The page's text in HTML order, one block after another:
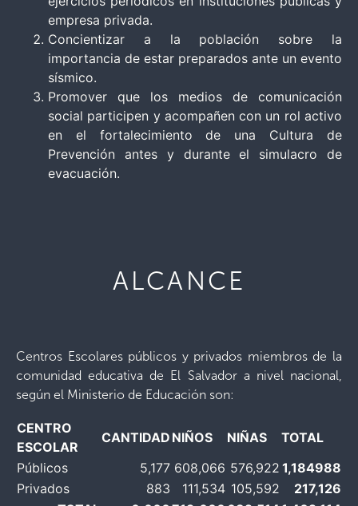
empresa privada.
Concientizar a la población sobre la
importancia de estar preparados ante un evento
sísmico.
Promover que los medios de comunicación
social participen y acompañen con un rol activo
en el fortalecimiento de una Cultura de
Prevención antes y durante el simulacro de
evacuación.
ALCANCE
Centros Escolares públicos y privados miembros de la
comunidad educativa de El Salvador a nivel nacional,
según el Ministerio de Educación son:
CENTRO
ESCOLAR
CANTIDAD NIÑOS NIÑAS
TOTAL
Públicos
5,177 608,066 576,922 1,184988
Privados
883 111,534 105,592
217,126